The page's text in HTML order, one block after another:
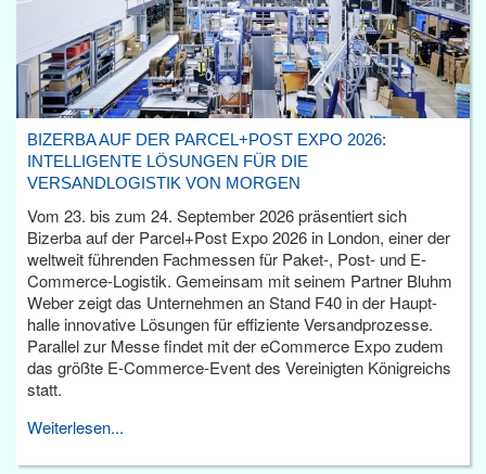
BIZERBA AUF DER PARCEL+POST EXPO 2026:
INTELLIGENTE LÖSUNGEN FÜR DIE
VERSANDLOGISTIK VON MORGEN
Vom 23. bis zum 24. September 2026 präsentiert sich
Bizerba auf der Parcel+Post Expo 2026 in London, einer der
weltweit führenden Fachmessen für Paket-, Post- und E-
Commerce-Logistik. Gemeinsam mit seinem Partner Bluhm
Weber zeigt das Unternehmen an Stand F40 in der Haupt­
halle innovative Lösungen für effiziente Versandprozesse.
Parallel zur Messe findet mit der eCommerce Expo zudem
das größte E-Commerce-Event des Vereinigten Königreichs
statt.
Weiterlesen...